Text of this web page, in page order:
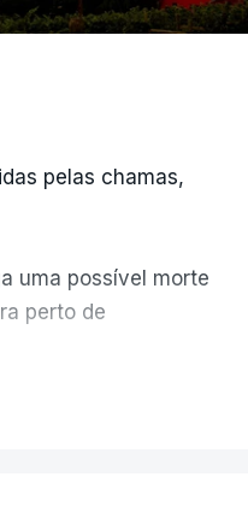
pelas chamas,
uma possível morte
perto de